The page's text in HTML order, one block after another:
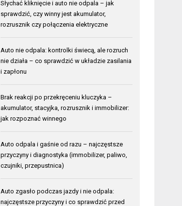
Słychać kliknięcie i auto nie odpala – jak
sprawdzić, czy winny jest akumulator,
rozrusznik czy połączenia elektryczne
Auto nie odpala: kontrolki świecą, ale rozruch
nie działa – co sprawdzić w układzie zasilania
i zapłonu
Brak reakcji po przekręceniu kluczyka –
akumulator, stacyjka, rozrusznik i immobilizer:
jak rozpoznać winnego
Auto odpala i gaśnie od razu – najczęstsze
przyczyny i diagnostyka (immobilizer, paliwo,
czujniki, przepustnica)
Auto zgasło podczas jazdy i nie odpala:
najczęstsze przyczyny i co sprawdzić przed